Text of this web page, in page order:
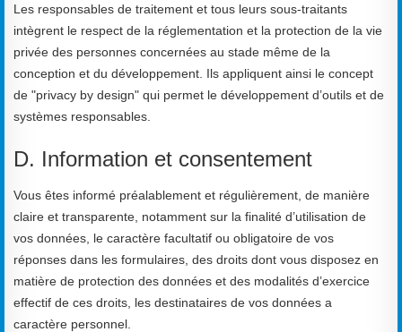
Les responsables de traitement et tous leurs sous-traitants
intègrent le respect de la réglementation et la protection de la vie
privée des personnes concernées au stade même de la
conception et du développement. Ils appliquent ainsi le concept
de "privacy by design" qui permet le développement d’outils et de
systèmes responsables.
D. Information et consentement
Vous êtes informé préalablement et régulièrement, de manière
claire et transparente, notamment sur la finalité d’utilisation de
vos données, le caractère facultatif ou obligatoire de vos
réponses dans les formulaires, des droits dont vous disposez en
matière de protection des données et des modalités d’exercice
effectif de ces droits, les destinataires de vos données a
caractère personnel.